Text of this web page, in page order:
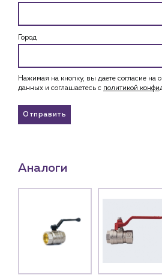
Город
Нажимая на кнопку, вы даете согласие на
данных и соглашаетесь c политикой
Отправить
Аналоги